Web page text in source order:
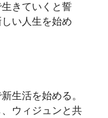
きていくと誓
い人生を始め
生活を始める。
ウィジュンと共